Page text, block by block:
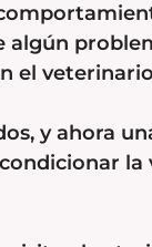
algún
el
y ahora
la